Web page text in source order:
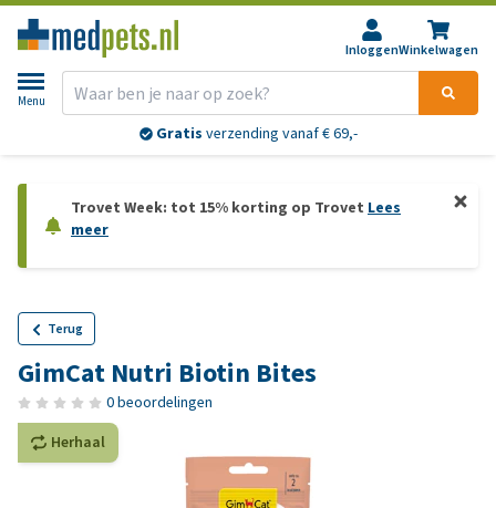
InloggenWinkelwagen
Menu
Gratis verzending vanaf € 69,-
Trovet Week: tot 15% korting op Trovet Lees
meer
Terug
GimCat Nutri Biotin Bites
0 beoordelingen
Herhaal